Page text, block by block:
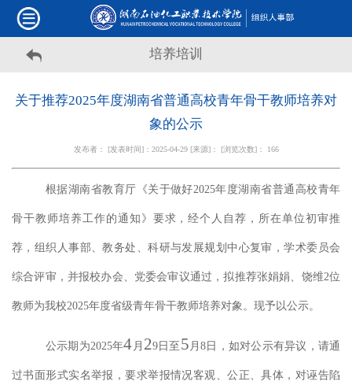
培养培训
关于推荐2025年度湖南省普通高校青年骨干教师培养对
象的公示
发布者： [发表时间]：2025-04-29 [来源]： [浏览次数]： 166
根据湖南省教育厅《关于做好2025年度湖南省普通高校青年
骨干教师培养工作的通知》要求，经个人 自荐， 所在单位初审推
荐， 组织人事部、教务处、科研与发展规划中心复审 ，学术委员会
综合评审，并报校办会、党委会审议通过 ，拟推荐张娟娟、 饶维2位
教师为我校2025年度省级青年骨干教师培养对象。现予以公示。
公示期为2025年4 月 29日至 5 月8 日， 如对公示有异议，请通
过书面形式实名举报，要求举报情况客观、公正、具体，对诬告陷